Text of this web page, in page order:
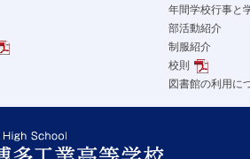
年間学校行事と
部活動紹介
制服紹介
校則
図書館の利用に